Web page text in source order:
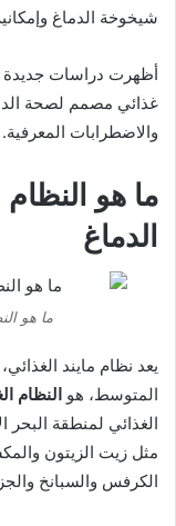
شيخوخة الدماغ
أظهرت دراسات جديدة
غذائي مصمم لصحة
والاضطرابات
ما هو
الدماغ
ما هو
يعد نظام مايند
المتوسط، هو النظام
الغذائي لمنطقة
مثل زيت الزيتون
الكرفس والسبانخ